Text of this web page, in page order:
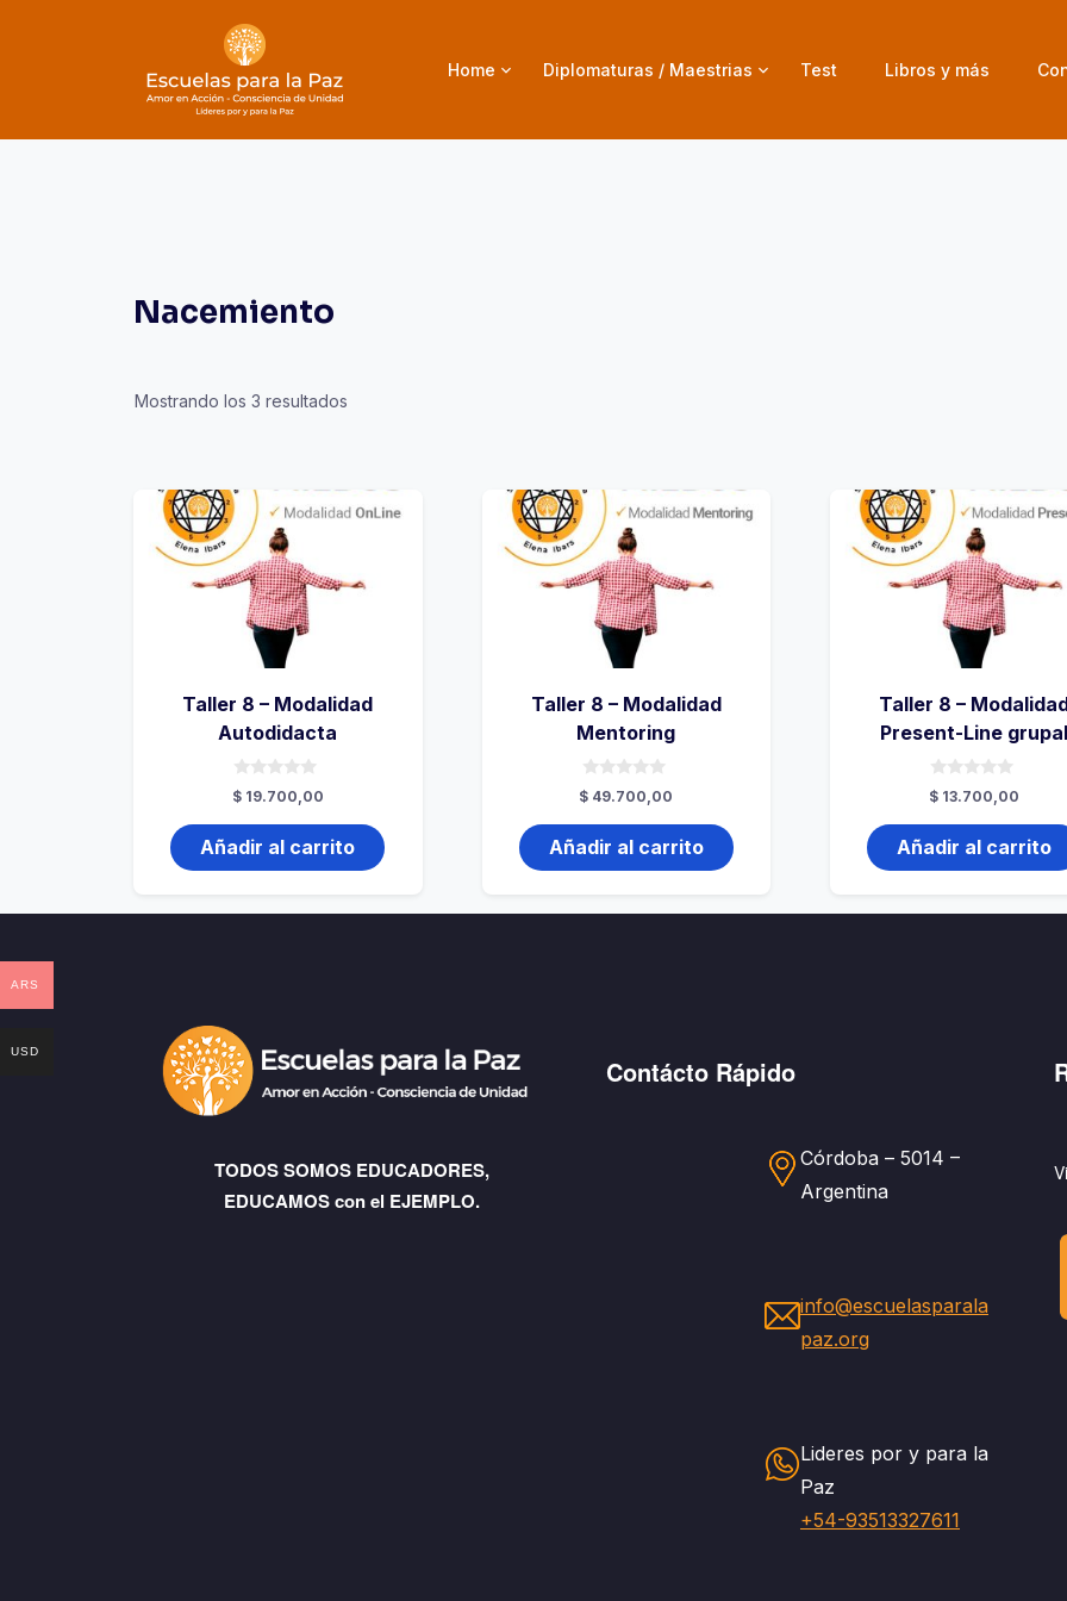
Home Diplomaturas / Maestrias Test Libros y más
Nacemiento
Mostrando los 3 resultados
Taller 8 – Modalidad
Autodidacta
0
de
5
$19.700,00
Añadir al carrito
Taller 8 – Modalidad
Mentoring
0
de
5
$ 49.700,00
Añadir al carrito
Taller 8 –
Present-Line
0
de
5
$ 13.700,00
Añadir al carrito
TODOS SOMOS EDUCADORES,
EDUCAMOS con el EJEMPLO.
Contácto Rápido
Córdoba – 5014 –
Argentina
info@escuelasparala
paz.org
Lideres por y para la
Paz
+54-93513327611
ARS
USD